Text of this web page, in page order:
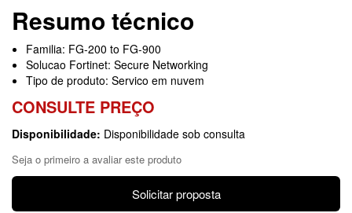
Resumo técnico
Familia: FG-200 to FG-900
Solucao Fortinet: Secure Networking
Tipo de produto: Servico em nuvem
CONSULTE PREÇO
Disponibilidade: Disponibilidade sob consulta
Seja o primeiro a avaliar este produto
Solicitar proposta